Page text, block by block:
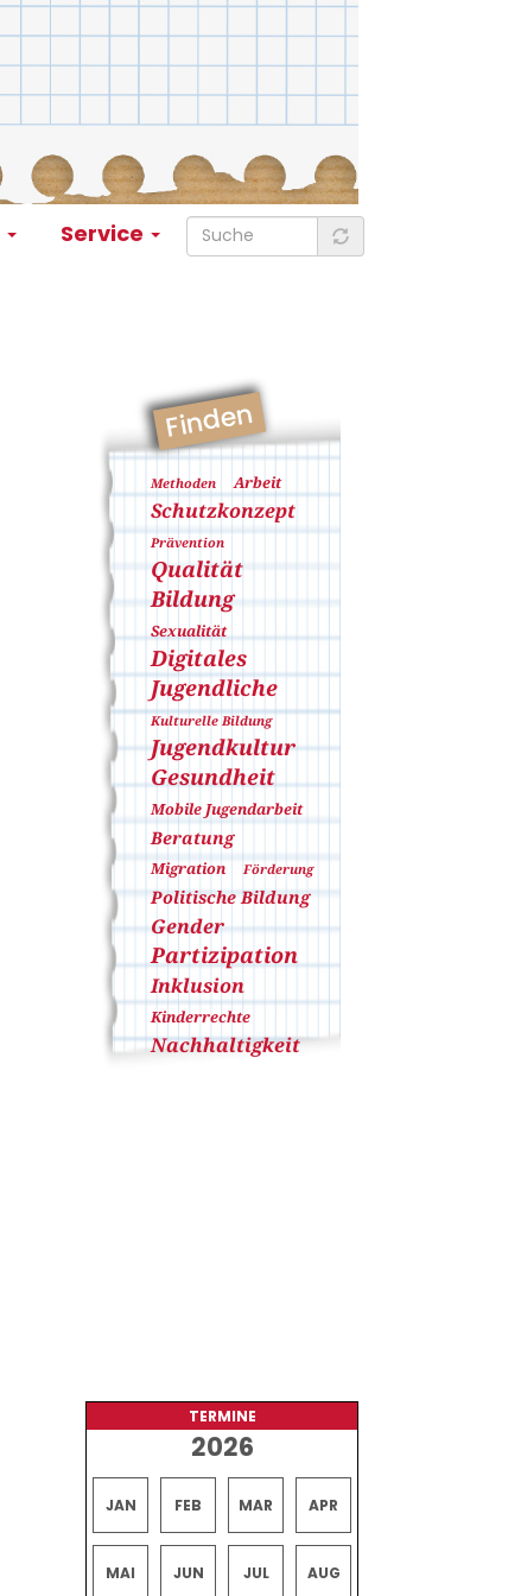
Service
Finden
Methoden Arbeit
Schutzkonzept
Prävention
Qualität
Bildung
Sexualität
Digitales
Jugendliche
Kulturelle Bildung
Jugendkultur
Gesundheit
Mobile Jugendarbeit
Beratung
Migration Förderung
Politische Bildung
Gender
Partizipation
Inklusion
Kinderrechte
Nachhaltigkeit
TERMINE
2026
JAN FEB MAR APR
MAI JUN JUL AUG